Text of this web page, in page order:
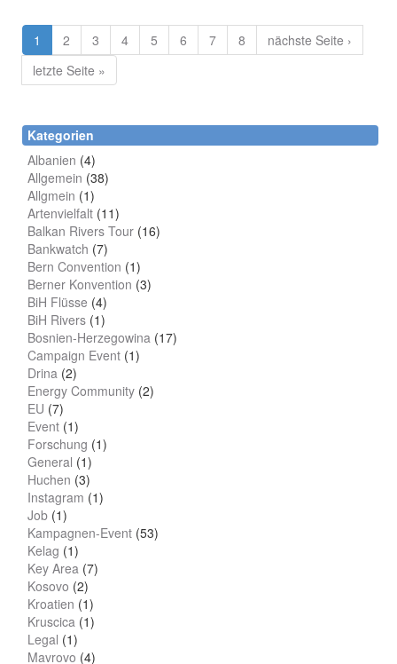
1 2 3 4 5 6 7 8
nächste Seite ›
letzte Seite »
Kategorien
Albanien (4)
Allgemein (38)
Allgmein (1)
Artenvielfalt (11)
Balkan Rivers Tour (16)
Bankwatch (7)
Bern Convention (1)
Berner Konvention (3)
BiH Flüsse (4)
BiH Rivers (1)
Bosnien-Herzegowina (17)
Campaign Event (1)
Drina (2)
Energy Community (2)
EU (7)
Event (1)
Forschung (1)
General (1)
Huchen (3)
Instagram (1)
Job (1)
Kampagnen-Event (53)
Kelag (1)
Key Area (7)
Kosovo (2)
Kroatien (1)
Kruscica (1)
Legal (1)
Mavrovo (4)